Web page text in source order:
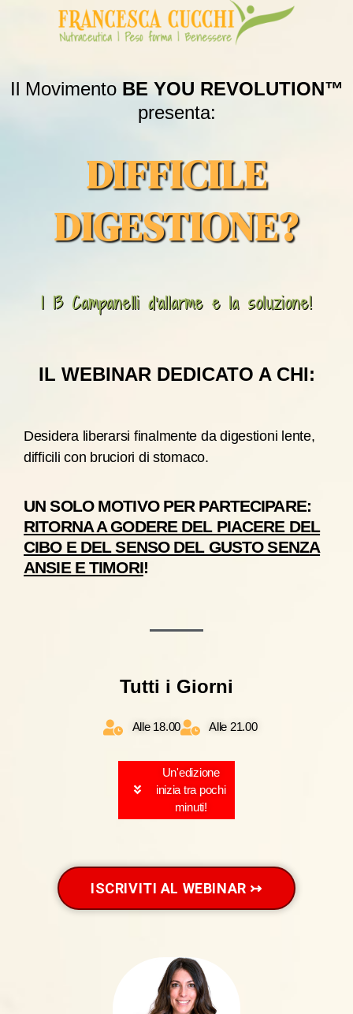
Il Movimento BE YOU REVOLUTION™
presenta:
DIFFICILE
DIGESTIONE?
I 13 Campanelli d'allarme e la soluzione!
IL WEBINAR DEDICATO A CHI:
Desidera liberarsi finalmente da digestioni lente,
difficili con bruciori di stomaco.
UN SOLO MOTIVO PER PARTECIPARE:
RITORNA A GODERE DEL PIACERE DEL
CIBO E DEL SENSO DEL GUSTO SENZA
ANSIE E TIMORI!
Tutti i Giorni
Alle 18.00 Alle 21.00
Un'edizione
inizia tra pochi
minuti!
ISCRIVITI AL WEBINAR ↣